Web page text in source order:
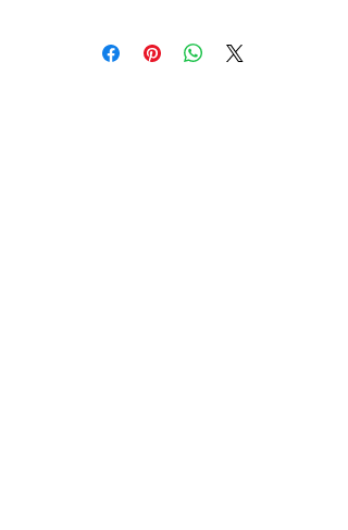
เรียบ (2022) HO42-6500124